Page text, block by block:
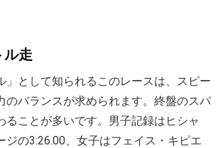
ル走
」として知られるこのレースは、スピー
のバランスが求められます。終盤のスパ
ることが多いです。男子記録はヒシャ
ジの3:26.00、女子はフェイス・キピエ